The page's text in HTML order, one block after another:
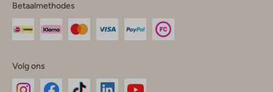
Betaalmethodes
Volg ons